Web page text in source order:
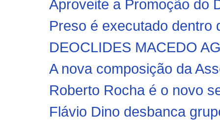
Aproveite a Promoção do
Preso é executado dentro
DEOCLIDES MACEDO
A nova composição da
Roberto Rocha é o novo
Flávio Dino desbanca